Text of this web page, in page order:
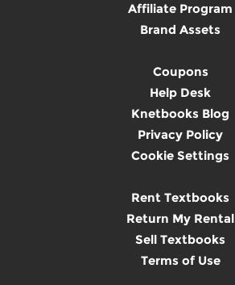
Affiliate Program
Brand Assets
Coupons
Help Desk
Knetbooks Blog
Privacy Policy
Cookie Settings
Rent Textbooks
Return My Rental
Sell Textbooks
Terms of Use